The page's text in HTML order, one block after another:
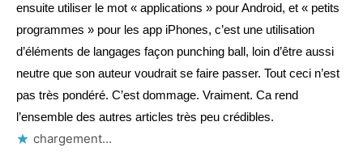
ensuite utiliser le mot « applications » pour Android, et « petits
programmes » pour les app iPhones, c’est une utilisation
d’éléments de langages façon punching ball, loin d’être aussi
neutre que son auteur voudrait se faire passer. Tout ceci n’est
pas très pondéré. C’est dommage. Vraiment. Ca rend
l’ensemble des autres articles très peu crédibles.
chargement…